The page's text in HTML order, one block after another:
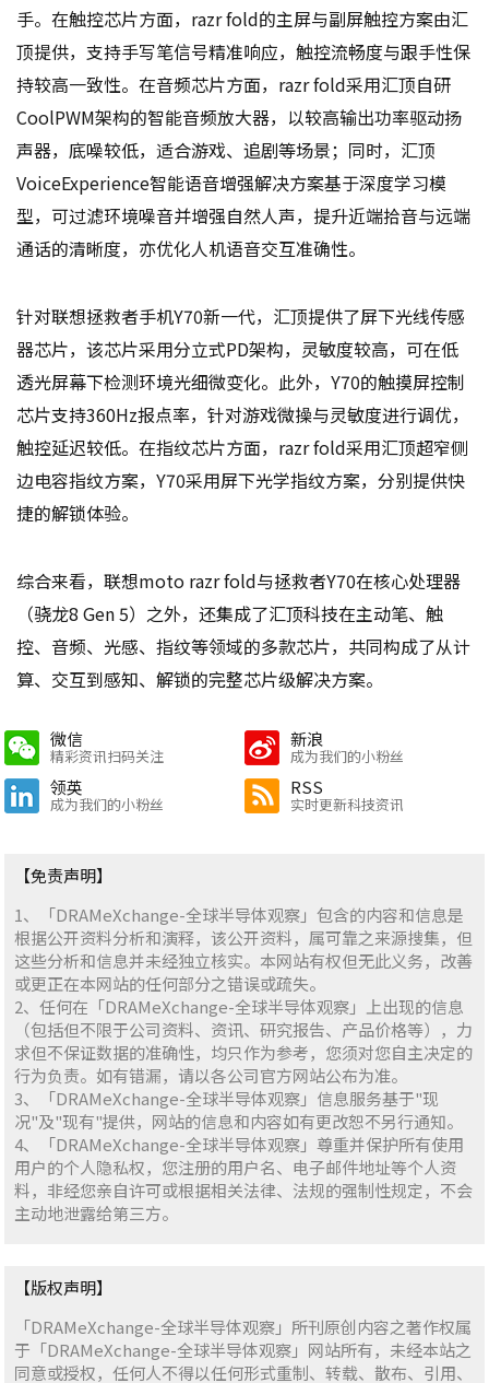
手。在触控芯片方面，razr fold的主屏与副屏触控方案由汇
顶提供，支持手写笔信号精准响应，触控流畅度与跟手性保
持较高一致性。在音频芯片方面，razr fold采用汇顶自研
CoolPWM架构的智能音频放大器，以较高输出功率驱动扬
声器，底噪较低，适合游戏、追剧等场景；同时，汇顶
VoiceExperience智能语音增强解决方案基于深度学习模
型，可过滤环境噪音并增强自然人声，提升近端拾音与远端
通话的清晰度，亦优化人机语音交互准确性。
针对联想拯救者手机Y70新一代，汇顶提供了屏下光线传感
器芯片，该芯片采用分立式PD架构，灵敏度较高，可在低
透光屏幕下检测环境光细微变化。此外，Y70的触摸屏控制
芯片支持360Hz报点率，针对游戏微操与灵敏度进行调优，
触控延迟较低。在指纹芯片方面，razr fold采用汇顶超窄侧
边电容指纹方案，Y70采用屏下光学指纹方案，分别提供快
捷的解锁体验。
综合来看，联想moto razr fold与拯救者Y70在核心处理器
（骁龙8 Gen 5）之外，还集成了汇顶科技在主动笔、触
控、音频、光感、指纹等领域的多款芯片，共同构成了从计
算、交互到感知、解锁的完整芯片级解决方案。
微信
精彩资讯扫码关注
新浪
成为我们的小粉丝
领英
成为我们的小粉丝
RSS
实时更新科技资讯
【免责声明】
1、「DRAMeXchange-全球半导体观察」包含的内容和信息是
根据公开资料分析和演释，该公开资料，属可靠之来源搜集，但
这些分析和信息并未经独立核实。本网站有权但无此义务，改善
或更正在本网站的任何部分之错误或疏失。
2、任何在「DRAMeXchange-全球半导体观察」上出现的信息
（包括但不限于公司资料、资讯、研究报告、产品价格等），力
求但不保证数据的准确性，均只作为参考，您须对您自主决定的
行为负责。如有错漏，请以各公司官方网站公布为准。
3、「DRAMeXchange-全球半导体观察」信息服务基于"现
况"及"现有"提供，网站的信息和内容如有更改恕不另行通知。
4、「DRAMeXchange-全球半导体观察」尊重并保护所有使用
用户的个人隐私权，您注册的用户名、电子邮件地址等个人资
料，非经您亲自许可或根据相关法律、法规的强制性规定，不会
主动地泄露给第三方。
【版权声明】
「DRAMeXchange-全球半导体观察」所刊原创内容之著作权属
于「DRAMeXchange-全球半导体观察」网站所有，未经本站之
同意或授权，任何人不得以任何形式重制、转载、散布、引用、